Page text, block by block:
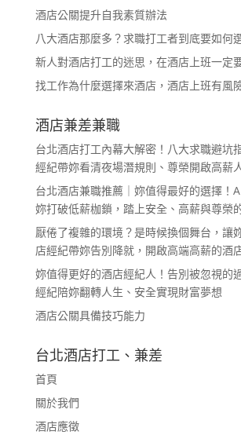
酒店公關提升自我素質辦法
八大酒店那麼多？求職打工者到底要如何
新人對酒店打工的迷思，在酒店上班一定
找工作為什麼選擇來酒店，酒店上班有風
酒店兼差兼職
台北酒店打工內幕大解密！八大求職避坑
經紀帶妳看清夜場潛規則、尊榮開啟高薪
台北酒店兼職推薦｜妳值得最好的選擇！
妳打破低薪枷鎖，踏上安全、高薪與尊榮
厭倦了複雜的環境？是時候換個舞台，讓
店經紀帶妳告別降就，開啟高端高薪的酒
妳值得更好的酒店經紀人！告別被忽視的
經紀陪妳翻轉人生、安全實現財富夢想
酒店公關具備技巧能力
台北酒店打工、兼差
首頁
關於我們
酒店應徵